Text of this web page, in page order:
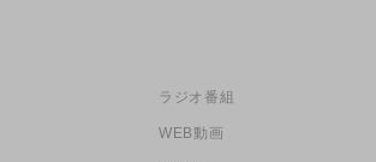
ラジオ番組
WEB動画